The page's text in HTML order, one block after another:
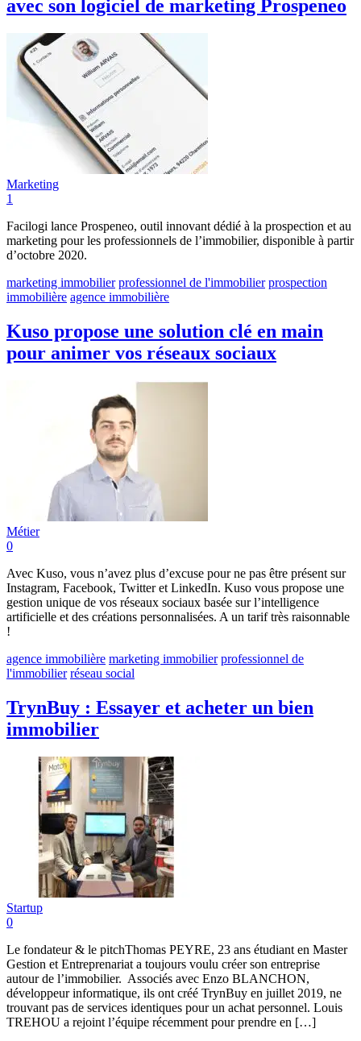
avec son logiciel de marketing Prospeneo
Marketing
1
Facilogi lance Prospeneo, outil innovant dédié à la prospection et au
marketing pour les professionnels de l’immobilier, disponible à partir
d’octobre 2020.
marketing immobilier professionnel de l'immobilier prospection
immobilière agence immobilière
Kuso propose une solution clé en main
pour animer vos réseaux sociaux
Métier
0
Avec Kuso, vous n’avez plus d’excuse pour ne pas être présent sur
Instagram, Facebook, Twitter et LinkedIn. Kuso vous propose une
gestion unique de vos réseaux sociaux basée sur l’intelligence
artificielle et des créations personnalisées. A un tarif très raisonnable
!
agence immobilière marketing immobilier professionnel de
l'immobilier réseau social
TrynBuy : Essayer et acheter un bien
immobilier
Startup
0
Le fondateur & le pitchThomas PEYRE, 23 ans étudiant en Master
Gestion et Entreprenariat a toujours voulu créer son entreprise
autour de l’immobilier. Associés avec Enzo BLANCHON,
développeur informatique, ils ont créé TrynBuy en juillet 2019, ne
trouvant pas de services identiques pour un achat personnel. Louis
TREHOU a rejoint l’équipe récemment pour prendre en […]